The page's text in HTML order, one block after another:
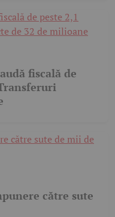
fiscală de
către sute